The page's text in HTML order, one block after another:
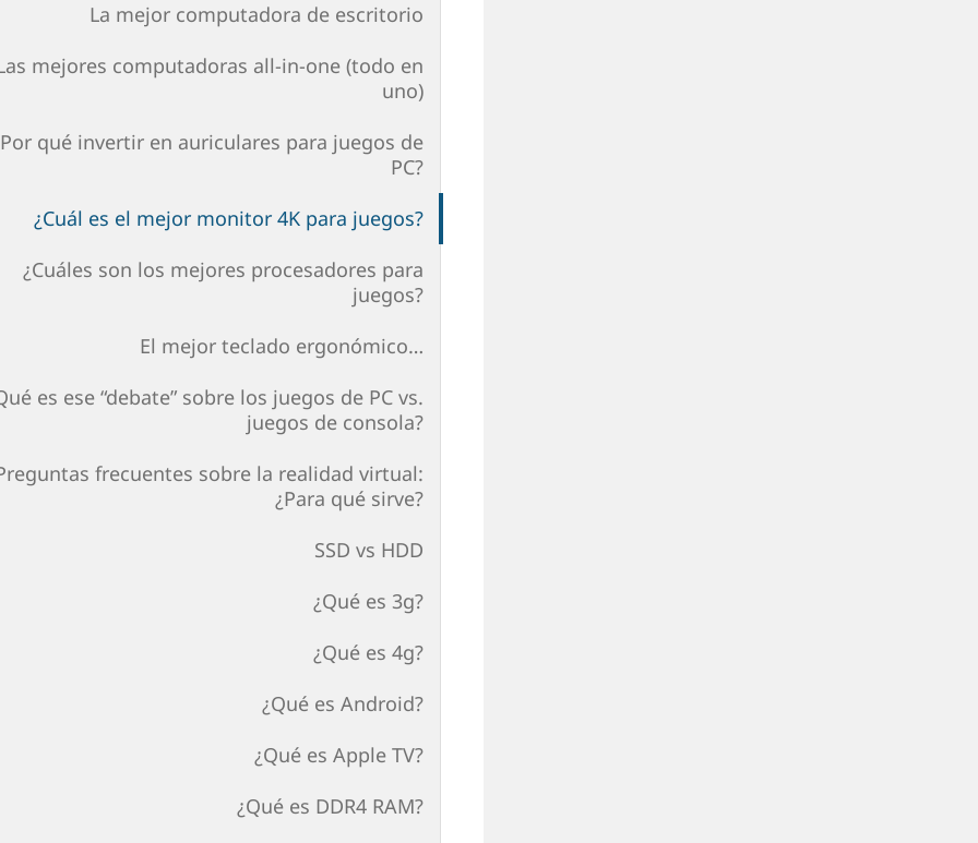
La mejor computadora de escritorio
mejores computadoras all-in-one (todo en
uno)
qué invertir en auriculares para juegos de
PC?
¿Cuál es el mejor monitor 4K para juegos?
¿Cuáles son los mejores procesadores para
juegos?
El mejor teclado ergonómico…
es ese “debate” sobre los juegos de PC vs.
juegos de consola?
frecuentes sobre la realidad virtual:
¿Para qué sirve?
SSD vs HDD
¿Qué es 3g?
¿Qué es 4g?
¿Qué es Android?
¿Qué es Apple TV?
¿Qué es DDR4 RAM?